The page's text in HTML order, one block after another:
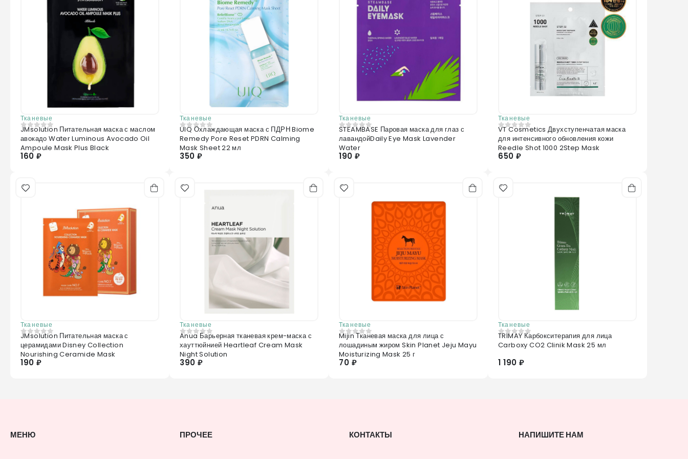
Тканевые
0из 5
JMsolution Питательная маска с маслом
авокадо Water Luminous Avocado Oil
Ampoule Mask Plus Black
160 ₽
Тканевые
0из 5
UIQ Охлаждающая маска с ПДРН Biome
Remedy Pore Reset PDRN Calming
Mask Sheet 22 мл
350 ₽
Тканевые
0 из 5
STEAMBASE Паровая маска для глаз с
лавандойDaily Eye Mask Lavender
Water
190 ₽
Тканевые
0 из 5
VT Cosmetics Двухступенчатая маска
для интенсивного обновления кожи
Reedle Shot 1000 2Step Mask
650 ₽
Тканевые
0из 5
JMsolution Питательная маска с
церамидами Disney Collection
Nourishing Ceramide Mask
190 ₽
Тканевые
0из 5
Anua Барьерная тканевая крем-маска с
хауттюйнией Heartleaf Cream Mask
Night Solution
390 ₽
Тканевые
0из 5
Mijin Тканевая маска для лица с
лошадиным жиром Skin Planet Jeju Mayu
Moisturizing Mask 25 г
70 ₽
Тканевые
0из 5
TRIMAY Карбокситерапия для лица
Carboxy CO2 Clinik Mask 25 мл
1 190 ₽
МЕНЮ ПРОЧЕЕ КОНТАКТЫ НАПИШИТЕ НАМ